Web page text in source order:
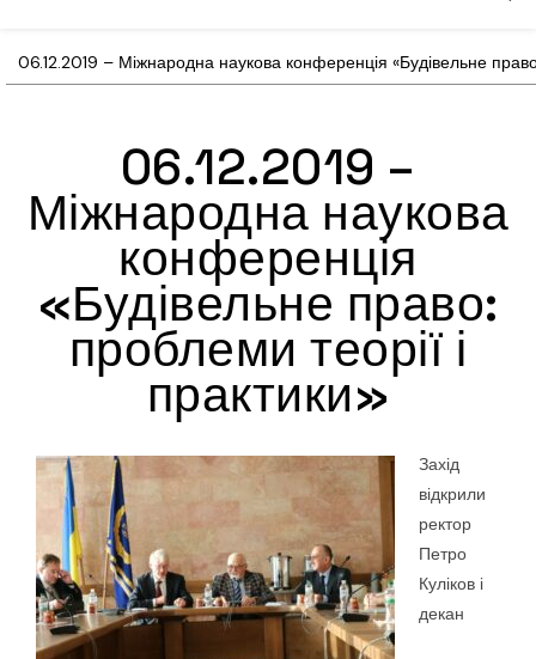
06.12.2019 – Міжнародна наукова конференція «Будівельне
06.12.2019 –
Міжнародна наукова
конференція
«Будівельне право:
проблеми теорії і
практики»
Захід
відкрили
ректор
Петро
Куліков і
декан